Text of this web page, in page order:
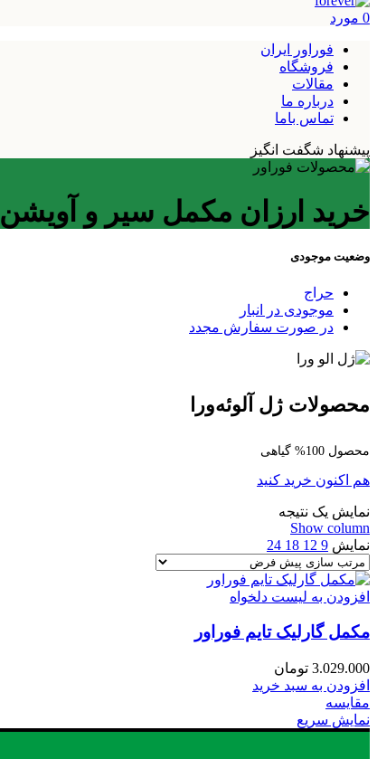
0 مورد
فوراور ایران
فروشگاه
مقالات
درباره ما
تماس باما
پیشنهاد شگفت انگیز
خرید ارزان مکمل سیر و آویشن
وضعیت موجودی
حراج
موجودی در انبار
در صورت سفارش مجدد
محصولات ژل آلوئه‌ورا
محصول 100% گیاهی
هم اکنون خرید کنید
نمایش یک نتیجه
Show column
نمایش 9
12
18
24
افزودن به لیست دلخواه
مکمل گارلیک تایم فوراور
3.029.000 تومان
افزودن به سبد خرید
مقایسه
نمایش سریع